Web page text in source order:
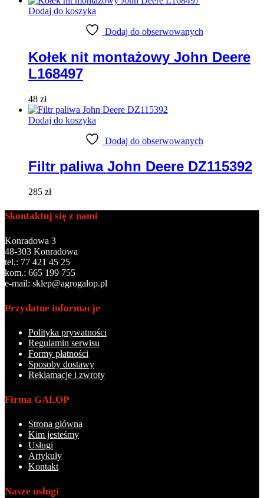
Dodaj do koszyka
Dodaj do obserwowanych
Kołek nit montażowy John Deere
L168497
48 zł
Dodaj do koszyka
Dodaj do obserwowanych
Filtr paliwa John Deere DZ115392
285 zł
Skontaktuj się z nami
Konradowa 3
48-303 Konradowa
tel.: 77 421 45 25
kom.: 665 199 755
e-mail: sklep@agrogalop.pl
Przydatne informacje
Polityka prywatności
Regulamin serwisu
Formy płatności
Sposoby dostawy
Reklamacje i zwroty
Firma GALOP
Strona główna
Kim jesteśmy
Usługi
Artykuły
Kontakt
Nasze usługi